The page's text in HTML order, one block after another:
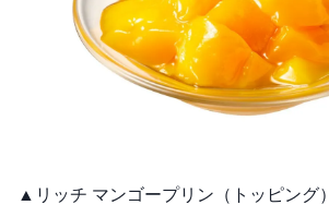
▲リッチ マンゴープリン（トッピング）